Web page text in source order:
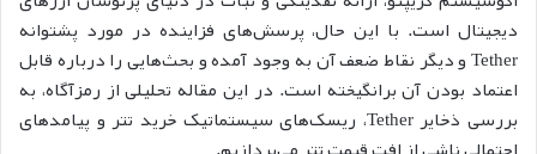
دیجیتال است. با این حال، پرسش‌های فزاینده در مورد پشتوانه
Tether و دیگر نقاط ضعف آن به وجود آمده و بحث‌هایی را درباره قابل
اعتماد بودن آن برانگیخته است. در این مقاله تحلیلی از رمزآگاه، به
بررسی ذخایر Tether، ریسک‌های سیستماتیک خرید تتر و پیامدهای